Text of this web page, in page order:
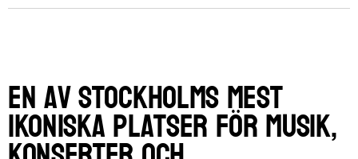
En av Stockholms mest
ikoniska platser för musik,